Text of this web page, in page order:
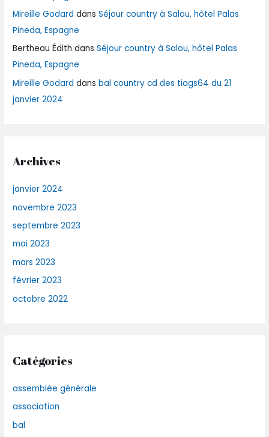
Mireille Godard dansSéjour country à Salou, hôtel Palas
Pineda, Espagne
Bertheau Édith dansSéjour country à Salou, hôtel Palas
Pineda, Espagne
Mireille Godard dansbal country cd des tiags64 du 21
janvier 2024
Archives
janvier 2024
novembre 2023
septembre 2023
mai 2023
mars 2023
février 2023
octobre 2022
Catégories
assemblée générale
association
bal